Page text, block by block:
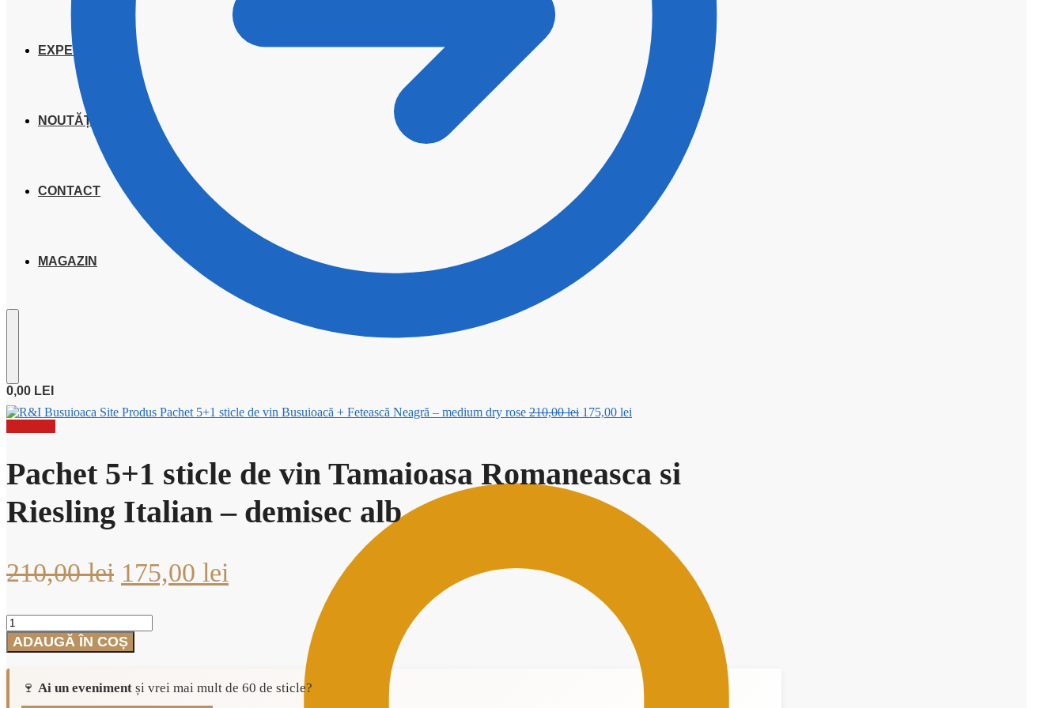
EXPERIENȚE
NOUTĂȚI
CONTACT
MAGAZIN
0,00 LEI
Pachet 5+1 sticle de vin Busuioacă + Fetească Neagră – medium dry rose 210,00lei Prețul
210,00 lei.
175,00 lei
Pachet 5+1 sticle de vin Tamaioasa Romaneasca si
Riesling Italian – demisec alb
210,00lei Prețul
a
fost:
210,00 lei.
175,00 lei
175,00 lei.
Cantitate
Pachet
5+1
ADAUGĂ ÎN COȘ
🍷 Ai un eveniment și vrei mai mult de 60 de sticle?